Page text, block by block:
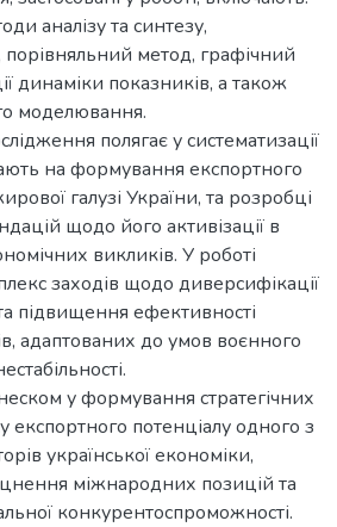
аналізу та синтезу,
порівняльний метод, графічний
динаміки показників, а також
моделювання.
полягає у систематизації
на формування експортного
галузі України, та розробці
щодо його активізації в
викликів. У роботі
заходів щодо диверсифікації
підвищення ефективності
адаптованих до умов воєнного
у формування стратегічних
експортного потенціалу одного з
української економіки,
міжнародних позицій та
конкурентоспроможності.